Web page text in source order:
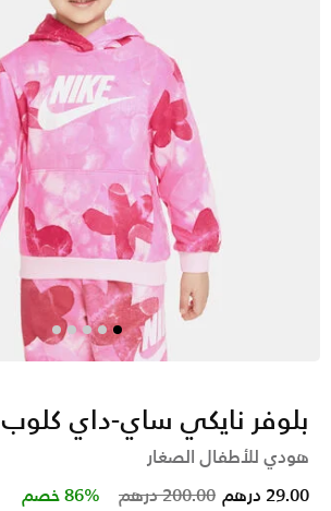
بلوفر نايكي ساي-داي كلوب
هودي للأطفال الصغار
Price reduced from
200.00 درهم to 29.00 درهم 86% خصم